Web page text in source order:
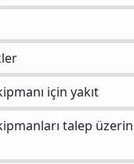
için yakıt
talep